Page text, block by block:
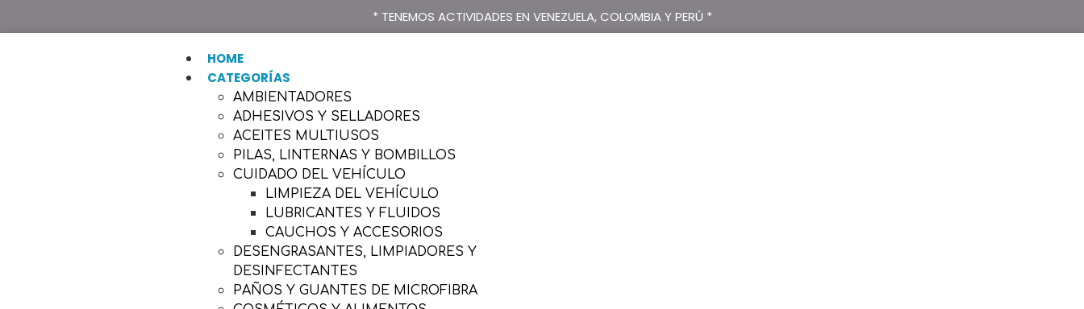
* TENEMOS ACTIVIDADES EN VENEZUELA, COLOMBIA Y PERÚ *
HOME
CATEGORÍAS
AMBIENTADORES
ADHESIVOS Y SELLADORES
ACEITES MULTIUSOS
PILAS, LINTERNAS Y BOMBILLOS
CUIDADO DEL VEHÍCULO
LIMPIEZA DEL VEHÍCULO
LUBRICANTES Y FLUIDOS
CAUCHOS Y ACCESORIOS
DESENGRASANTES, LIMPIADORES Y
DESINFECTANTES
PAÑOS Y GUANTES DE MICROFIBRA